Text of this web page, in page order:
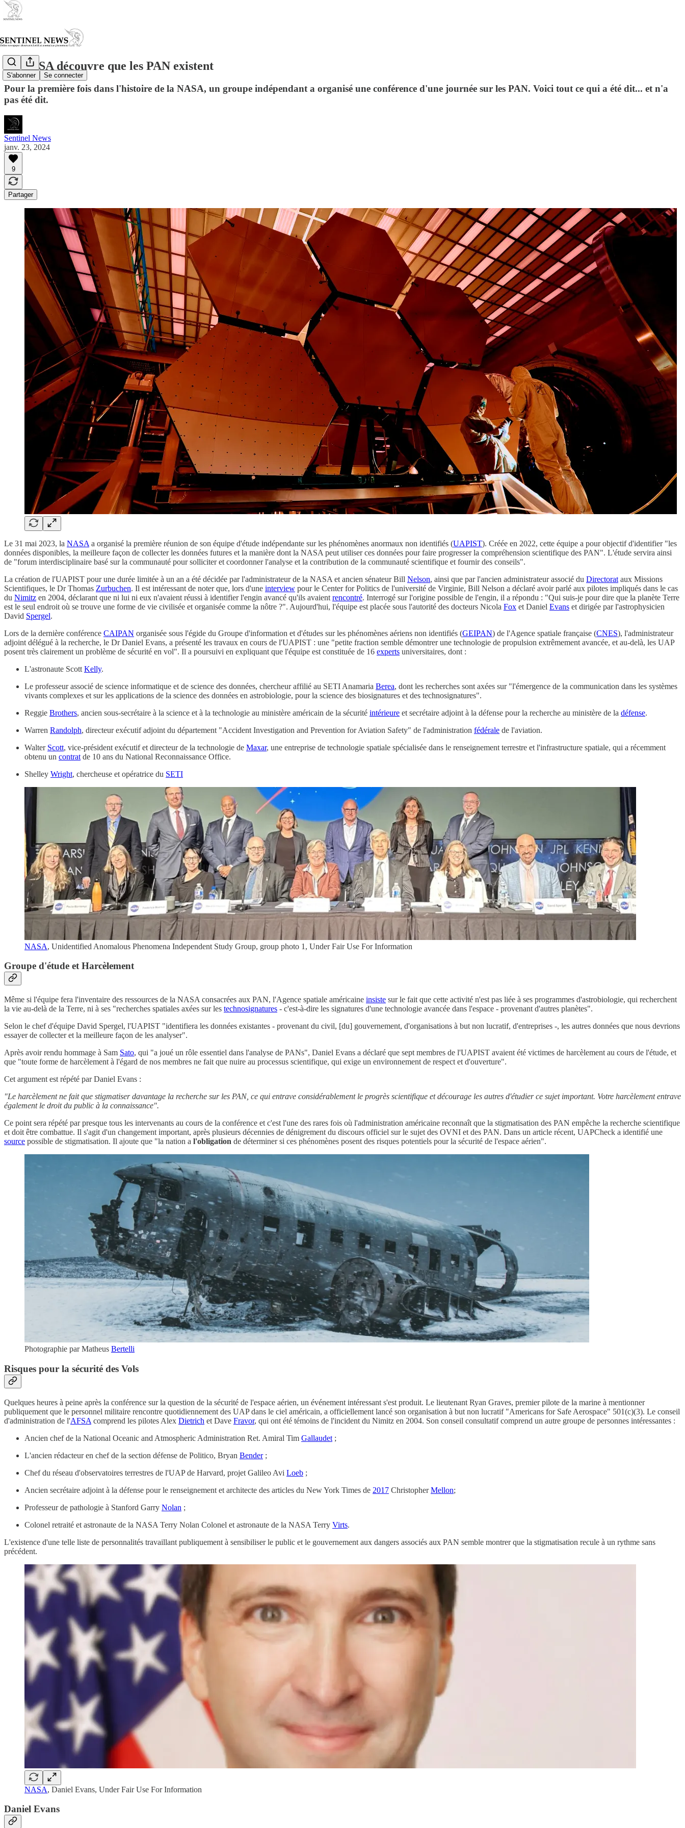
S'abonner Se connecter
La NASA découvre que les PAN existent
Pour la première fois dans l'histoire de la NASA, un groupe indépendant a organisé une conférence d'une journée sur les PAN. Voici tout ce qui a été dit... et n'a
pas été dit.
Sentinel News
janv. 23, 2024
9
Partager
Le 31 mai 2023, la NASA a organisé la première réunion de son équipe d'étude indépendante sur les phénomènes anormaux non identifiés (UAPIST). Créée en 2022, cette équipe a pour objectif d'identifier "les
données disponibles, la meilleure façon de collecter les données futures et la manière dont la NASA peut utiliser ces données pour faire progresser la compréhension scientifique des PAN". L'étude servira ainsi
de "forum interdisciplinaire basé sur la communauté pour solliciter et coordonner l'analyse et la contribution de la communauté scientifique et fournir des conseils".
La création de l'UAPIST pour une durée limitée à un an a été décidée par l'administrateur de la NASA et ancien sénateur Bill Nelson, ainsi que par l'ancien administrateur associé du Directorat aux Missions
Scientifiques, le Dr Thomas Zurbuchen. Il est intéressant de noter que, lors d'une interview pour le Center for Politics de l'université de Virginie, Bill Nelson a déclaré avoir parlé aux pilotes impliqués dans le cas
du Nimitz en 2004, déclarant que ni lui ni eux n'avaient réussi à identifier l'engin avancé qu'ils avaient rencontré. Interrogé sur l'origine possible de l'engin, il a répondu : "Qui suis-je pour dire que la planète Terre
est le seul endroit où se trouve une forme de vie civilisée et organisée comme la nôtre ?". Aujourd'hui, l'équipe est placée sous l'autorité des docteurs Nicola Fox et Daniel Evans et dirigée par l'astrophysicien
David Spergel.
Lors de la dernière conférence CAIPAN organisée sous l'égide du Groupe d'information et d'études sur les phénomènes aériens non identifiés (GEIPAN) de l'Agence spatiale française (CNES), l'administrateur
adjoint délégué à la recherche, le Dr Daniel Evans, a présenté les travaux en cours de l'UAPIST : une "petite fraction semble démontrer une technologie de propulsion extrêmement avancée, et au-delà, les UAP
posent très clairement un problème de sécurité en vol". Il a poursuivi en expliquant que l'équipe est constituée de 16 experts universitaires, dont :
L'astronaute Scott Kelly.
Le professeur associé de science informatique et de science des données, chercheur affilié au SETI Anamaria Berea, dont les recherches sont axées sur "l'émergence de la communication dans les systèmes
vivants complexes et sur les applications de la science des données en astrobiologie, pour la science des biosignatures et des technosignatures".
Reggie Brothers, ancien sous-secrétaire à la science et à la technologie au ministère américain de la sécurité intérieure et secrétaire adjoint à la défense pour la recherche au ministère de la défense.
Warren Randolph, directeur exécutif adjoint du département "Accident Investigation and Prevention for Aviation Safety" de l'administration fédérale de l'aviation.
Walter Scott, vice-président exécutif et directeur de la technologie de Maxar, une entreprise de technologie spatiale spécialisée dans le renseignement terrestre et l'infrastructure spatiale, qui a récemment
obtenu un contrat de 10 ans du National Reconnaissance Office.
Shelley Wright, chercheuse et opératrice du SETI
NASA, Unidentified Anomalous Phenomena Independent Study Group, group photo 1, Under Fair Use For Information
Groupe d'étude et Harcèlement
Même si l'équipe fera l'inventaire des ressources de la NASA consacrées aux PAN, l'Agence spatiale américaine insiste sur le fait que cette activité n'est pas liée à ses programmes d'astrobiologie, qui recherchent
la vie au-delà de la Terre, ni à ses "recherches spatiales axées sur les technosignatures - c'est-à-dire les signatures d'une technologie avancée dans l'espace - provenant d'autres planètes".
Selon le chef d'équipe David Spergel, l'UAPIST "identifiera les données existantes - provenant du civil, [du] gouvernement, d'organisations à but non lucratif, d'entreprises -, les autres données que nous devrions
essayer de collecter et la meilleure façon de les analyser".
Après avoir rendu hommage à Sam Sato, qui "a joué un rôle essentiel dans l'analyse de PANs", Daniel Evans a déclaré que sept membres de l'UAPIST avaient été victimes de harcèlement au cours de l'étude, et
que "toute forme de harcèlement à l'égard de nos membres ne fait que nuire au processus scientifique, qui exige un environnement de respect et d'ouverture".
Cet argument est répété par Daniel Evans :
"Le harcèlement ne fait que stigmatiser davantage la recherche sur les PAN, ce qui entrave considérablement le progrès scientifique et décourage les autres d'étudier ce sujet important. Votre harcèlement entrave
également le droit du public à la connaissance".
Ce point sera répété par presque tous les intervenants au cours de la conférence et c'est l'une des rares fois où l'administration américaine reconnaît que la stigmatisation des PAN empêche la recherche scientifique
et doit être combattue. Il s'agit d'un changement important, après plusieurs décennies de dénigrement du discours officiel sur le sujet des OVNI et des PAN. Dans un article récent, UAPCheck a identifié une
source possible de stigmatisation. Il ajoute que "la nation a l'obligation de déterminer si ces phénomènes posent des risques potentiels pour la sécurité de l'espace aérien".
Photographie par Matheus Bertelli
Risques pour la sécurité des Vols
Quelques heures à peine après la conférence sur la question de la sécurité de l'espace aérien, un événement intéressant s'est produit. Le lieutenant Ryan Graves, premier pilote de la marine à mentionner
publiquement que le personnel militaire rencontre quotidiennement des UAP dans le ciel américain, a officiellement lancé son organisation à but non lucratif "Americans for Safe Aerospace" 501(c)(3). Le conseil
d'administration de l'AFSA comprend les pilotes Alex Dietrich et Dave Fravor, qui ont été témoins de l'incident du Nimitz en 2004. Son conseil consultatif comprend un autre groupe de personnes intéressantes :
Ancien chef de la National Oceanic and Atmospheric Administration Ret. Amiral Tim Gallaudet ;
L'ancien rédacteur en chef de la section défense de Politico, Bryan Bender;
Chef du réseau d'observatoires terrestres de l'UAP de Harvard, projet Galileo Avi Loeb ;
Ancien secrétaire adjoint à la défense pour le renseignement et architecte des articles du New York Times de 2017 ChristopherMellon;
Professeur de pathologie à Stanford Garry Nolan ;
Colonel retraité et astronaute de la NASA Terry Nolan Colonel et astronaute de la NASA Terry Virts.
L'existence d'une telle liste de personnalités travaillant publiquement à sensibiliser le public et le gouvernement aux dangers associés aux PAN semble montrer que la stigmatisation recule à un rythme sans
précédent.
NASA, Daniel Evans, Under Fair Use For Information
Daniel Evans